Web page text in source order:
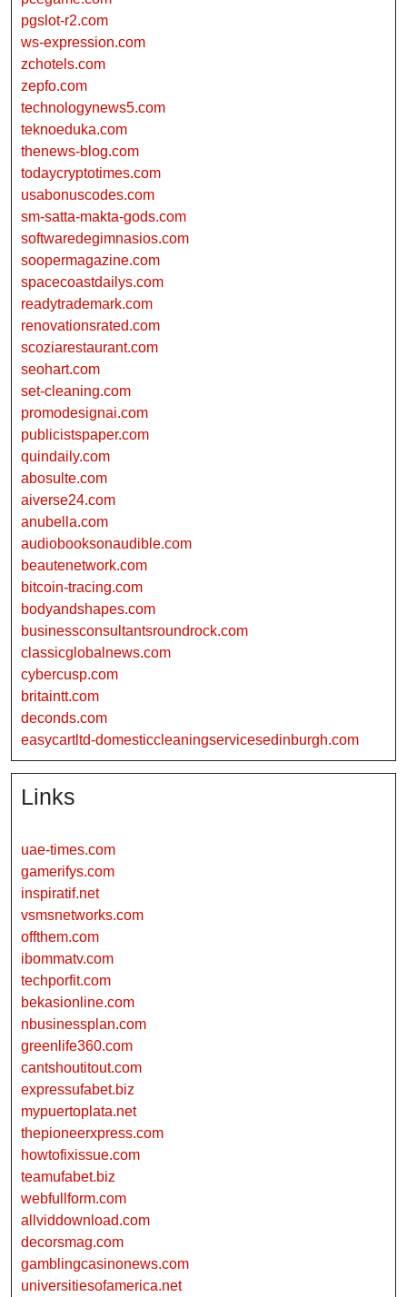
pgslot-r2.com
ws-expression.com
zchotels.com
zepfo.com
technologynews5.com
teknoeduka.com
thenews-blog.com
todaycryptotimes.com
usabonuscodes.com
sm-satta-makta-gods.com
softwaredegimnasios.com
soopermagazine.com
spacecoastdailys.com
readytrademark.com
renovationsrated.com
scoziarestaurant.com
seohart.com
set-cleaning.com
promodesignai.com
publicistspaper.com
quindaily.com
abosulte.com
aiverse24.com
anubella.com
audiobooksonaudible.com
beautenetwork.com
bitcoin-tracing.com
bodyandshapes.com
businessconsultantsroundrock.com
classicglobalnews.com
cybercusp.com
britaintt.com
deconds.com
easycartltd-domesticcleaningservicesedinburgh.com
Links
uae-times.com
gamerifys.com
inspiratif.net
vsmsnetworks.com
offthem.com
ibommatv.com
techporfit.com
bekasionline.com
nbusinessplan.com
greenlife360.com
cantshoutitout.com
expressufabet.biz
mypuertoplata.net
thepioneerxpress.com
howtofixissue.com
teamufabet.biz
webfullform.com
allviddownload.com
decorsmag.com
gamblingcasinonews.com
universitiesofamerica.net